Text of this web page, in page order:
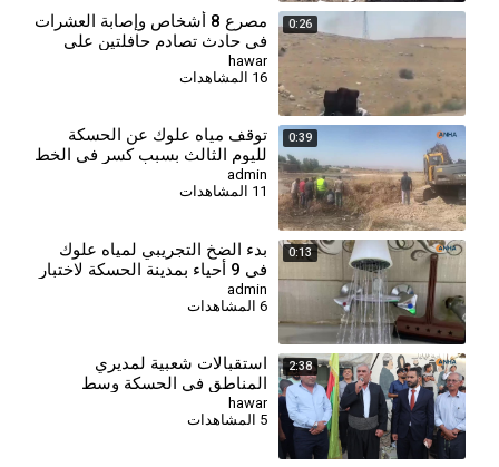
0:26
مصرع 8 أشخاص وإصابة العشرات
في حادث تصادم حافلتين على
طريق دير الزور - دمشق
hawar
0:39
توقف مياه علوك عن الحسكة
لليوم الثالث بسبب كسر في الخط
الرئيس
admin
11 المشاهدات
0:13
بدء الضخ التجريبي لمياه علوك
في 9 أحياء بمدينة الحسكة لاختبار
الشبكة
admin
2:38
استقبالات شعبية لمديري
المناطق في الحسكة وسط
تأكيدات على خدمة المواطنين
وتعزيز التعايش
hawar
5 المشاهدات